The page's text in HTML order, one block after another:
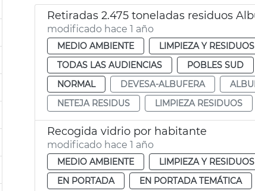
Retiradas 2.475 toneladas residuos
modificado hace 1 año
MEDIO AMBIENTE LIMPIEZA Y
TODAS LAS AUDIENCIAS
POBLES SUD
NORMAL
DEVESA-ALBUFERA
NETEJA RESIDUS
LIMPIEZA RESIDUOS
Recogida vidrio por habitante
modificado hace 1 año
MEDIO AMBIENTE LIMPIEZA Y
EN PORTADA
EN PORTADA TEMÁTICA